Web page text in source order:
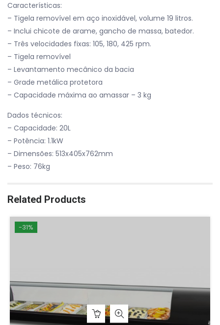
Características:
– Tigela removível em aço inoxidável, volume 19 litros.
– Inclui chicote de arame, gancho de massa, batedor.
– Três velocidades fixas: 105, 180, 425 rpm.
– Tigela removível
– Levantamento mecânico da bacia
– Grade metálica protetora
– Capacidade máxima ao amassar – 3 kg
Dados técnicos:
– Capacidade: 20L
– Potência: 1.1kW
– Dimensões: 513x405x762mm
– Peso: 76kg
Related Products
-31%